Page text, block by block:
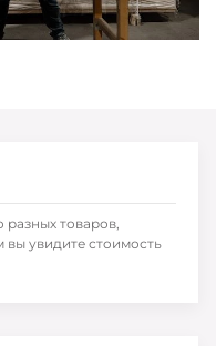
разных товаров,
вы увидите стоимость